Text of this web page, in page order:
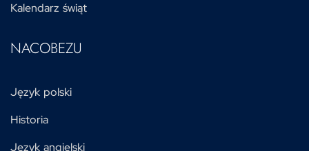
Kalendarz świąt
NACOBEZU
Język polski
Historia
Język angielski